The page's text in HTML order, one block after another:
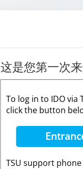
这是您第一次
To log in to IDO via
click the button
TSU support